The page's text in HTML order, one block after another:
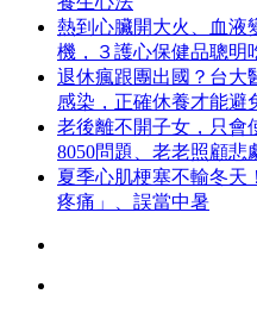
熱到心臟開大火、血液
機，３護心保健品聰明
退休瘋跟團出國？台大
感染，正確休養才能避
老後離不開子女，只會
8050問題、老老照顧悲
夏季心肌梗塞不輸冬天
疼痛」、誤當中暑